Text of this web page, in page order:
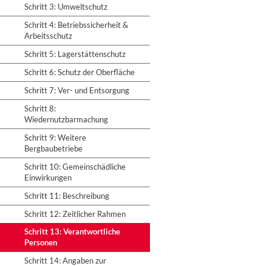
Schritt 3: Umweltschutz
Schritt 4: Betriebssicherheit &
Arbeitsschutz
Schritt 5: Lagerstättenschutz
Schritt 6: Schutz der Oberfläche
Schritt 7: Ver- und Entsorgung
Schritt 8:
Wiedernutzbarmachung
Schritt 9: Weitere
Bergbaubetriebe
Schritt 10: Gemeinschädliche
Einwirkungen
Schritt 11: Beschreibung
Schritt 12: Zeitlicher Rahmen
Schritt 13: Verantwortliche
Personen
Schritt 14: Angaben zur